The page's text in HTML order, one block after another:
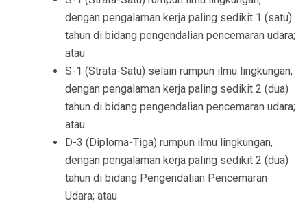
dengan pengalaman kerja paling sedikit 1 (satu)
tahun di bidang pengendalian pencemaran udara;
atau
S-1 (Strata-Satu) selain rumpun ilmu lingkungan,
dengan pengalaman kerja paling sedikit 2 (dua)
tahun di bidang pengendalian pencemaran udara;
atau
D-3 (Diploma-Tiga) rumpun ilmu lingkungan,
dengan pengalaman kerja paling sedikit 2 (dua)
tahun di bidang Pengendalian Pencemaran
Udara; atau